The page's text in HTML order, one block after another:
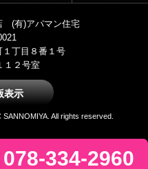
(有)アパマン住宅
丁目８番１号
１２号室
078-334-2960
表示
All rights reserved.